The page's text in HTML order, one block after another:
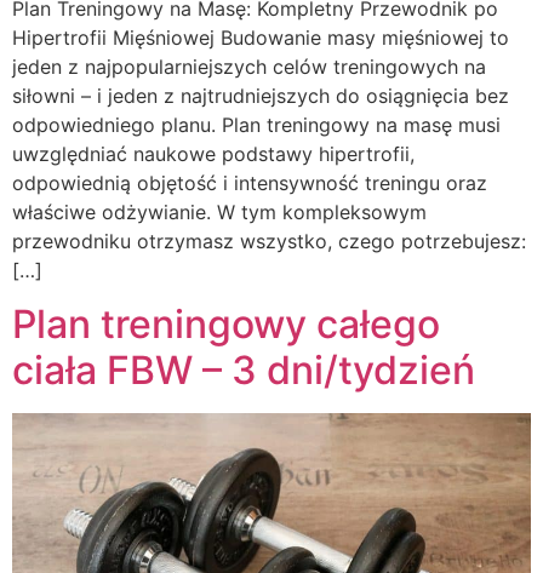
Plan Treningowy na Masę: Kompletny Przewodnik po
Hipertrofii Mięśniowej Budowanie masy mięśniowej to
jeden z najpopularniejszych celów treningowych na
siłowni – i jeden z najtrudniejszych do osiągnięcia bez
odpowiedniego planu. Plan treningowy na masę musi
uwzględniać naukowe podstawy hipertrofii,
odpowiednią objętość i intensywność treningu oraz
właściwe odżywianie. W tym kompleksowym
przewodniku otrzymasz wszystko, czego potrzebujesz:
[…]
Plan treningowy całego
ciała FBW – 3 dni/tydzień